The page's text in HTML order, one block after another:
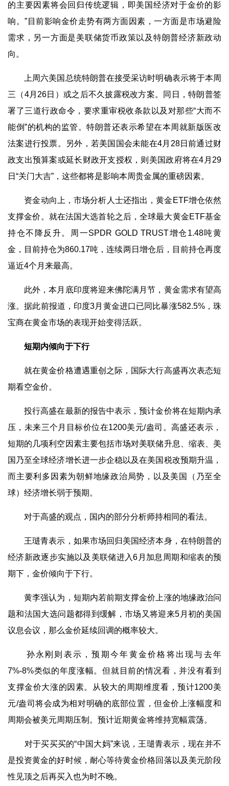
的主要因素将会回归传统逻辑，即美国经济对于金价的影
响。”目前影响金价走势有两方面因素，一方面是市场避险
需求，另一方面是美联储货币政策以及特朗普经济新政动
向。
上周六美国总统特朗普在接受采访时明确表示将于本周
三（4月26日）或之后不久披露税改方案。同日，特朗普签
署了三道行政命令，要求重审税收条款以及对那些“大而不
能倒”的机构的监管。特朗普还表示希望在本周就新版医改
法案进行投票。另外，若美国国会未能在4月28日前通过财
政支出预算案或延长财政开支授权，则美国政府将在4月29
日“关门大吉”，这些都将是影响本周贵金属的重磅因素。
资金动向上，市场分析人士还指出，黄金ETF增仓依然
支撑金价。就在法国大选首轮之后，全球最大黄金ETF基金
持仓不降反升。周一SPDR GOLD TRUST增仓1.48吨黄
金，目前持仓为860.17吨，连续两日增仓后，目前持仓再度
逼近4个月来最高。
此外，本月底印度将迎来佛陀满月节，黄金需求有望高
涨。据此前报道，印度3月黄金进口已同比暴涨582.5%，珠
宝商在黄金市场的表现开始变得活跃。
短期内倾向于下行
就在黄金价格遭遇重创之际，国际大行高盛再次表态短
期看空金价。
投行高盛在最新的报告中表示，预计金价将在短期内承
压，未来三个月目标价位在1200美元/盎司。高盛还表示，
短期的几项利空因素主要包括市场对美联储升息、缩表、美
国乃至全球经济增长进一步企稳以及在美国税改预期升温，
而主要利多因素为朝鲜地缘政治局势，以及美国（乃至全
球）经济增长弱于预期。
对于高盛的观点，国内的部分分析师持相同的看法。
王琎青表示，如果市场回归美国经济本身，在特朗普的
经济新政逐步实施以及美联储进入6月加息周期和缩表的预
期下，金价倾向于下行。
黄李强认为，短期内若前期支撑金价上涨的地缘政治问
题和法国大选问题都得到缓解，市场又将迎来5月初的美国
议息会议，那么金价延续回调的概率较大。
孙永刚则表示，预期今年黄金价格将出现与去年
7%-8%类似的年度涨幅。但就目前的情况看，并没有看到
支撑金价大涨的因素。从较大的周期维度看，预计1200美
元/盎司将会成为相对明确的底部位置，但金价上涨幅度和
周期会被美元周期压制。预计近期黄金将维持宽幅震荡。
对于买买买的“中国大妈”来说，王琎青表示，现在并不
是投资黄金的好时候，耐心等待黄金价格回落以及美元阶段
性见顶之后再买入也为时不晚。